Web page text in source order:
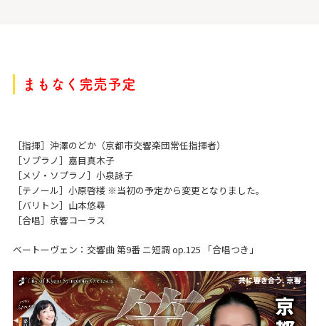
まもなく完売予定
［指揮］沖澤のどか（京都市交響楽団常任指揮者）
［ソプラノ］嘉目真木子
［メゾ・ソプラノ］小泉詠子
［テノール］小原啓楼 ※当初の予定から変更となりました。
［バリトン］山本悠尋
［合唱］京響コーラス
ベートーヴェン：交響曲 第9番 ニ短調 op.125 「合唱つき」